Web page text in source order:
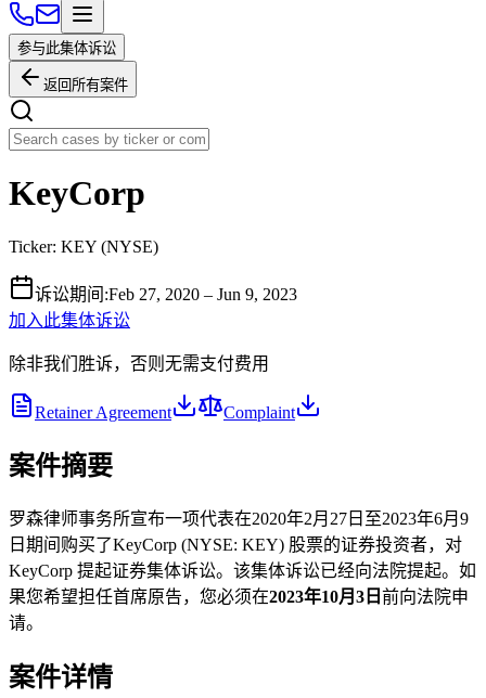
参与此集体诉讼
返回所有案件
KeyCorp
Ticker: KEY (NYSE)
诉讼期间 :Feb 27, 2020 – Jun 9, 2023
加入此集体诉讼
除非我们胜诉，否则无需支付费用
Retainer Agreement Complaint
案件摘要
罗森律师事务所宣布一项代表在2020年2月27日至2023年6月9
日期间购买了KeyCorp (NYSE: KEY) 股票的证券投资者，对
KeyCorp 提起证券集体诉讼。该集体诉讼已经向法院提起。如
果您希望担任首席原告，您必须在2023年10月3日 前向法院申
请。
案件详情